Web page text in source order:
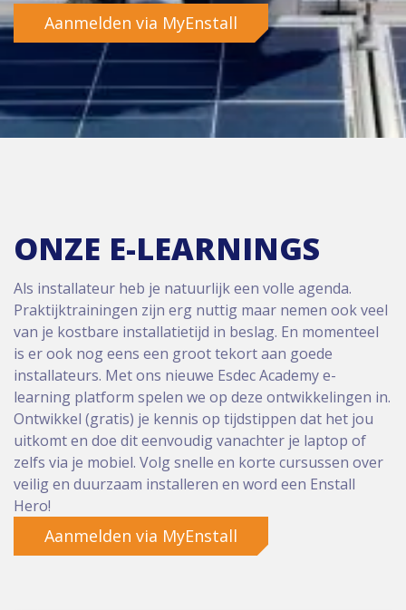
Aanmelden via MyEnstall
ONZE E-LEARNINGS
Als installateur heb je natuurlijk een volle agenda.
Praktijktrainingen zijn erg nuttig maar nemen ook veel
van je kostbare installatietijd in beslag. En momenteel
is er ook nog eens een groot tekort aan goede
installateurs. Met ons nieuwe Esdec Academy e-
learning platform spelen we op deze ontwikkelingen in.
Ontwikkel (gratis) je kennis op tijdstippen dat het jou
uitkomt en doe dit eenvoudig vanachter je laptop of
zelfs via je mobiel. Volg snelle en korte cursussen over
veilig en duurzaam installeren en word een Enstall
Hero!
Aanmelden via MyEnstall